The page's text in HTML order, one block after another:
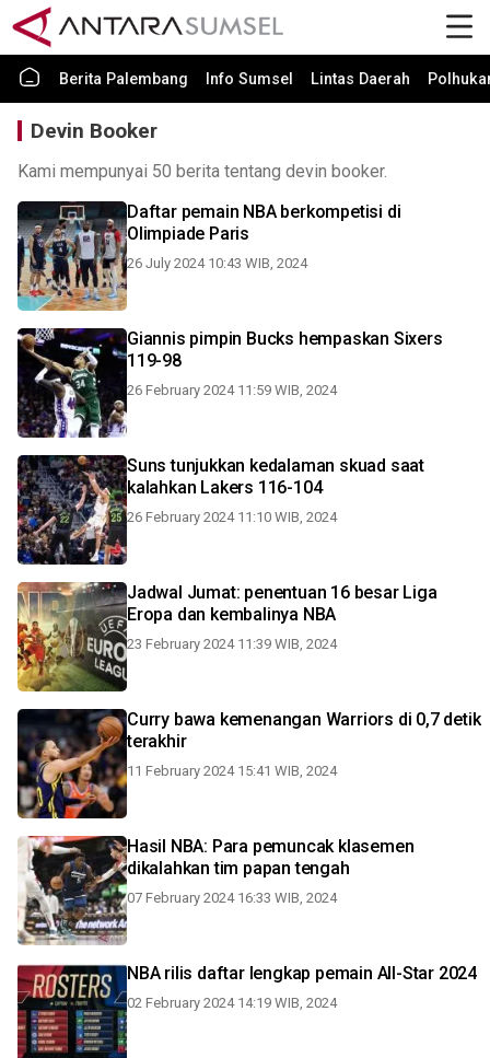
Berita Palembang Info Sumsel Lintas Daerah
Devin Booker
Kami mempunyai 50 berita tentang devin booker.
Daftar pemain NBA berkompetisi di
Olimpiade Paris
26 July 2024 10:43 WIB, 2024
Giannis pimpin Bucks hempaskan Sixers
119-98
26 February 2024 11:59 WIB, 2024
Suns tunjukkan kedalaman skuad saat
kalahkan Lakers 116-104
26 February 2024 11:10 WIB, 2024
Jadwal Jumat: penentuan 16 besar Liga
Eropa dan kembalinya NBA
23 February 2024 11:39 WIB, 2024
Curry bawa kemenangan Warriors di 0,7 detik
terakhir
11 February 2024 15:41 WIB, 2024
Hasil NBA: Para pemuncak klasemen
dikalahkan tim papan tengah
07 February 2024 16:33 WIB, 2024
NBA rilis daftar lengkap pemain All-Star 2024
02 February 2024 14:19 WIB, 2024